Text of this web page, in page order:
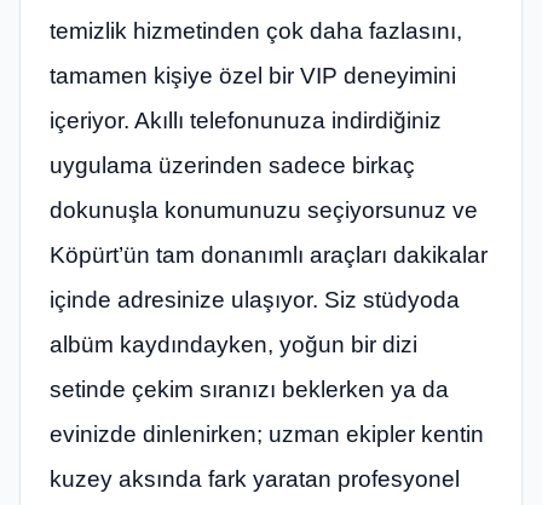
temizlik hizmetinden çok daha fazlasını,
tamamen kişiye özel bir VIP deneyimini
içeriyor. Akıllı telefonunuza indirdiğiniz
uygulama üzerinden sadece birkaç
dokunuşla konumunuzu seçiyorsunuz ve
Köpürt’ün tam donanımlı araçları dakikalar
içinde adresinize ulaşıyor. Siz stüdyoda
albüm kaydındayken, yoğun bir dizi
setinde çekim sıranızı beklerken ya da
evinizde dinlenirken; uzman ekipler kentin
kuzey aksında fark yaratan profesyonel